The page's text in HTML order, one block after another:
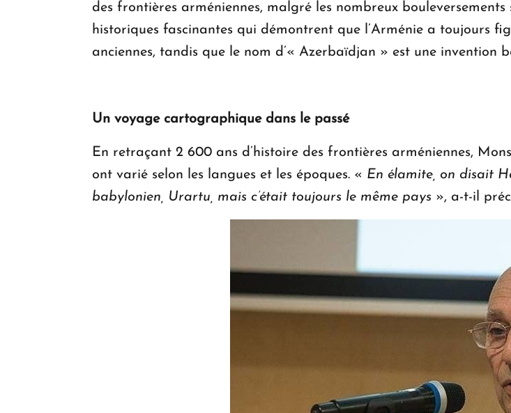
des frontières arméniennes, malgré les nombreux
historiques fascinantes qui démontrent que l’Arménie a toujours
anciennes, tandis que le nom d’« Azerbaïdjan » est une invention
Un voyage cartographique dans le passé
En retraçant 2 600 ans d’histoire des frontières arméniennes,
ont varié selon les langues et les époques. « En élamite, on disait
babylonien, Urartu, mais c’était toujours le même pays », a-t-il